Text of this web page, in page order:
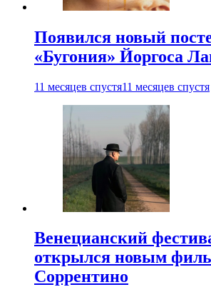
Появился новый
«Бугония» Йоргоса
11 месяцев спустя11 месяцев спустя
Венецианский
открылся новым
Соррентино